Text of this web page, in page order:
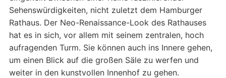
Sehenswürdigkeiten, nicht zuletzt dem Hamburger
Rathaus. Der Neo-Renaissance-Look des Rathauses
hat es in sich, vor allem mit seinem zentralen, hoch
aufragenden Turm. Sie können auch ins Innere gehen,
um einen Blick auf die großen Säle zu werfen und
weiter in den kunstvollen Innenhof zu gehen.